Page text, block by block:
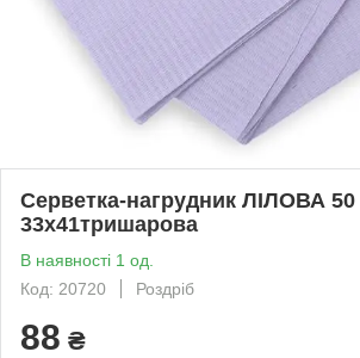
Серветка-нагрудник ЛІЛОВА
33х41тришарова
В наявності 1 од.
Код: 20720
Роздріб
88 ₴